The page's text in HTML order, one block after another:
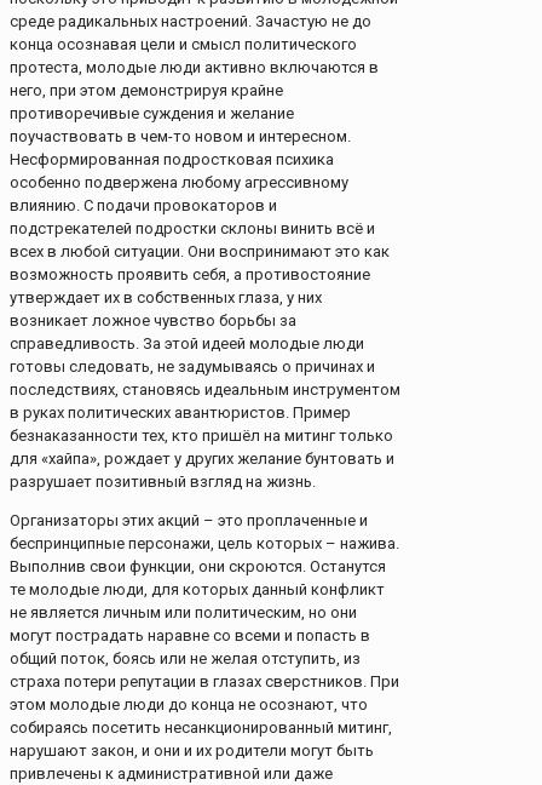
среде радикальных настроений. Зачастую не до
конца осознавая цели и смысл политического
протеста, молодые люди активно включаются в
него, при этом демонстрируя крайне
противоречивые суждения и желание
поучаствовать в чем-то новом и интересном.
Несформированная подростковая психика
особенно подвержена любому агрессивному
влиянию. С подачи провокаторов и
подстрекателей подростки склоны винить всё и
всех в любой ситуации. Они воспринимают это как
возможность проявить себя, а противостояние
утверждает их в собственных глаза, у них
возникает ложное чувство борьбы за
справедливость. За этой идеей молодые люди
готовы следовать, не задумываясь о причинах и
последствиях, становясь идеальным инструментом
в руках политических авантюристов. Пример
безнаказанности тех, кто пришёл на митинг только
для «хайпа», рождает у других желание бунтовать и
разрушает позитивный взгляд на жизнь.
Организаторы этих акций – это проплаченные и
беспринципные персонажи, цель которых – нажива.
Выполнив свои функции, они скроются. Останутся
те молодые люди, для которых данный конфликт
не является личным или политическим, но они
могут пострадать наравне со всеми и попасть в
общий поток, боясь или не желая отступить, из
страха потери репутации в глазах сверстников. При
этом молодые люди до конца не осознают, что
собираясь посетить несанкционированный митинг,
нарушают закон, и они и их родители могут быть
привлечены к административной или даже